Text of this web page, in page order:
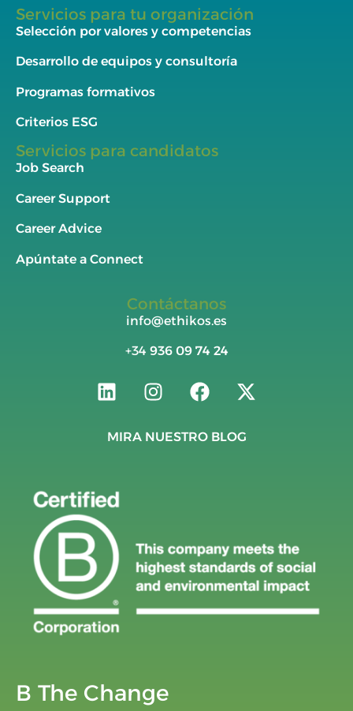
Servicios para tu organización
Selección por valores y competencias
Desarrollo de equipos y consultoría
Programas formativos
Criterios ESG
Servicios para candidatos
Job Search
Career Support
Career Advice
Apúntate a Connect
Contáctanos
info@ethikos.es
+34 936 09 74 24
MIRA NUESTRO BLOG
B The Change